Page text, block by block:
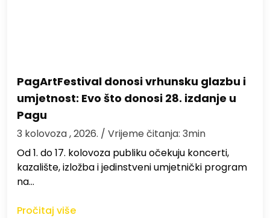
PagArtFestival donosi vrhunsku glazbu i
umjetnost: Evo što donosi 28. izdanje u
Pagu
3 kolovoza , 2026. / Vrijeme čitanja: 3min
Od 1. do 17. kolovoza publiku očekuju koncerti,
kazalište, izložba i jedinstveni umjetnički program
na…
Pročitaj više